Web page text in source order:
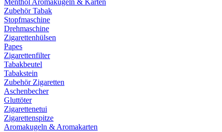
Menthol Aromakugeln & Karten
Zubehör Tabak
Stopfmaschine
Drehmaschine
Zigarettenhülsen
Papes
Zigarettenfilter
Tabakbeutel
Tabakstein
Zubehör Zigaretten
Aschenbecher
Gluttöter
Zigarettenetui
Zigarettenspitze
Aromakugeln & Aromakarten